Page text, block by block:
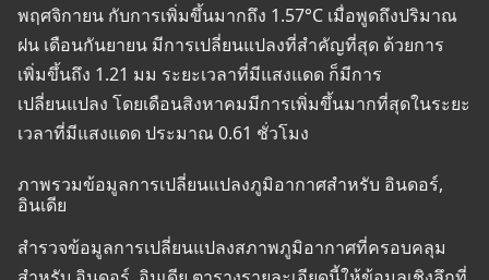
พฤศจิกายน กับการเพิ่มขึ้นมากถึง 1.57°C เมื่อพูดถึงปริมาณ
ฝน เดือนกันยายน มีการเปลี่ยนแปลงที่สำคัญที่สุด ด้วยการ
เพิ่มขึ้นถึง 1.21 มม ระยะเวลาที่มีแสงแดด ก็มีการ
เปลี่ยนแปลง โดยเดือนสิงหาคมมีการเพิ่มขึ้นมากที่สุดในระยะ
เวลาที่มีแสงแดด ประมาณ 0.61 ชั่วโมง
ภาพรวมข้อมูลการเปลี่ยนแปลงภูมิอากาศสำหรับ อินดอร์,
อินเดีย
สำรวจข้อมูลการเปลี่ยนแปลงสภาพภูมิอากาศที่ครอบคลุม